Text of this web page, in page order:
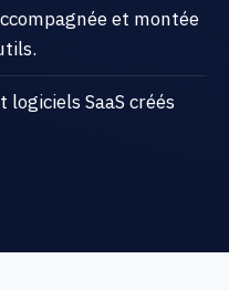
et montée
logiciels SaaS créés